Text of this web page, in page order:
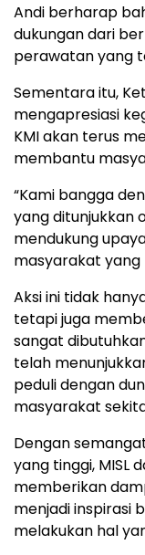
Andi berharap
dukungan dari
perawatan yang
Sementara itu,
mengapresiasi
KMI akan terus
membantu
“Kami bangga
yang ditunjukkan
mendukung
masyarakat yang
Aksi ini tidak
tetapi juga
sangat
telah
peduli dengan
masyarakat
Dengan
yang tinggi, MISL
memberikan
menjadi inspirasi
melakukan hal